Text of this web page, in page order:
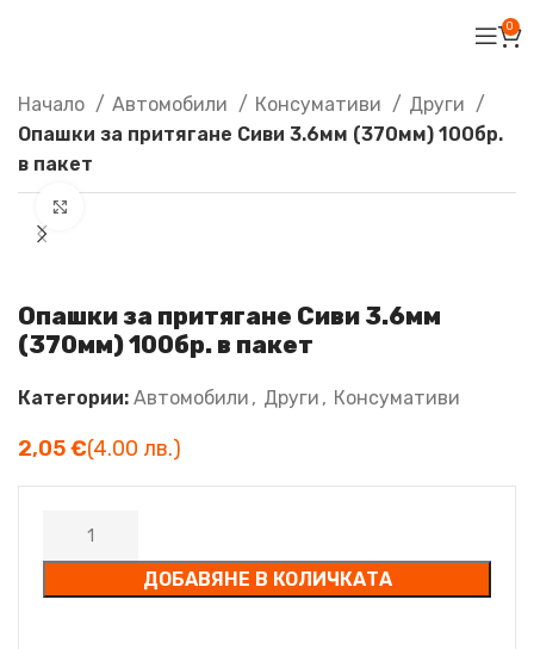
0
Начало Автомобили Консумативи
Други
Опашки за притягане Сиви 3.6мм (370мм) 100бр.
в пакет
Опашки за притягане Сиви 3.6мм
(370мм) 100бр. в пакет
Категории: Автомобили , Други , Консумативи
€
ДОБАВЯНЕ В КОЛИЧКАТА